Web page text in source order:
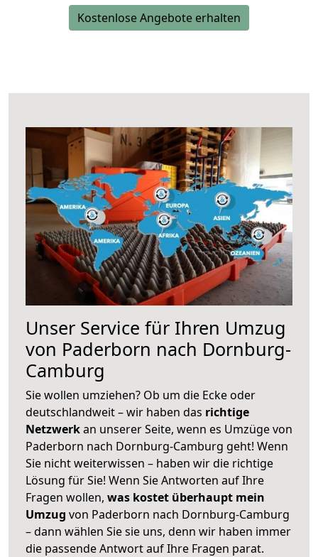
Kostenlose Angebote erhalten
Unser Service für Ihren Umzug
von Paderborn nach Dornburg-
Camburg
Sie wollen umziehen? Ob um die Ecke oder
deutschlandweit – wir haben das richtige
Netzwerkan unserer Seite, wenn es Umzüge von
Paderborn nach Dornburg-Camburg geht! Wenn
Sie nicht weiterwissen – haben wir die richtige
Lösung für Sie! Wenn Sie Antworten auf Ihre
Fragen wollen, was kostet überhaupt mein
Umzug von Paderborn nach Dornburg-Camburg
– dann wählen Sie sie uns, denn wir haben immer
die passende Antwort auf Ihre Fragen parat.